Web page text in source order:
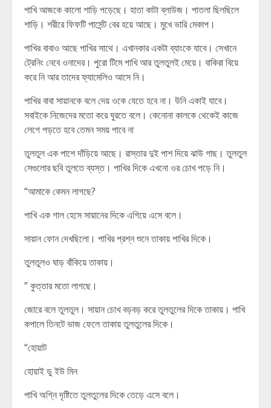
পাখি আজকে কালো শাড়ি পড়েছে। হাতা কাটা ব্লাউজ। পাতলা ছিলছিলে
শাড়ি। শরীরে ফিফটি পার্সেন্ট বের হয়ে আছে। মুখে ভারি মেকাপ।
পাখির বাবাও আছে পাখির সাথে। এখানকার একটা ব্যাংকে যাবে। সেখানে
ট্রেনিং নেবে ওনাদের। পুরো টিমে পাখি আর তুলতুলই মেয়ে। বাকিরা বিয়ে
করে নি আর তাদের ফ্যামেলিও আসে নি।
পাখির বাবা সায়ানকে বলে দেয় ওকে যেতে হবে না। উনি একাই যাবে।
সবাইকে নিজেদের মতো করে ঘুরতে বলে। কেনোনা কালকে থেকেই কাজে
লেগে পড়তে হবে তেমন সময় পাবে না
তুলতুল এক পাশে দাঁড়িয়ে আছে। রাস্তার দুই পাশ দিয়ে ঝাউ গাছ। তুলতুল
সেগুলোর ছবি তুলতে ব্যস্ত। পাখির দিকে এখনো ওর চোখ পড়ে নি।
“আমাকে কেমন লাগছে?
পাখি এক গাল হেসে সায়ানের দিকে এগিয়ে এসে বলে।
সায়ান ফোন দেখছিলো। পাখির প্রশ্ন শুনে তাকায় পাখির দিকে।
তুলতুলও ঘাড় বাঁকিয়ে তাকায়।
” কুত্তার মতো লাগছে।
জোরে বলে তুলতুল। সায়ান চোখ বড়বড় করে তুলতুলের দিকে তাকায়। পাখি
কপালে তিনটে ভাজ ফেলে তাকায় তুলতুলের দিকে।
“হোয়াট
হোয়াই ডু ইউ মিন
পাখি অগ্নি দৃষ্টিতে তুলতুলের দিকে তেড়ে এসে বলে।